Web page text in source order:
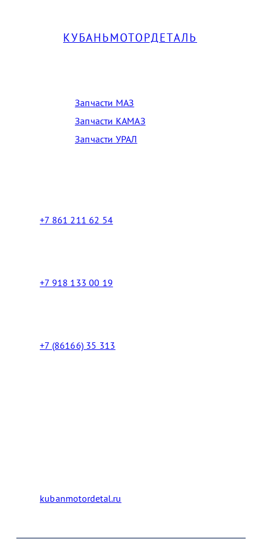
КУБАНЬМОТОРДЕТАЛЬ
Запчасти МАЗ
Запчасти КАМАЗ
Запчасти УРАЛ
+7 861 211 62 54
+7 918 133 00 19
+7 (86166) 35 313
kubanmotordetal.ru